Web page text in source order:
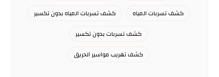
كشف تسربات المياه
كشف تسربات المياه بدون تكسير
كشف تسربات بدون تكسير
كشف تهريب مواسير الحريق